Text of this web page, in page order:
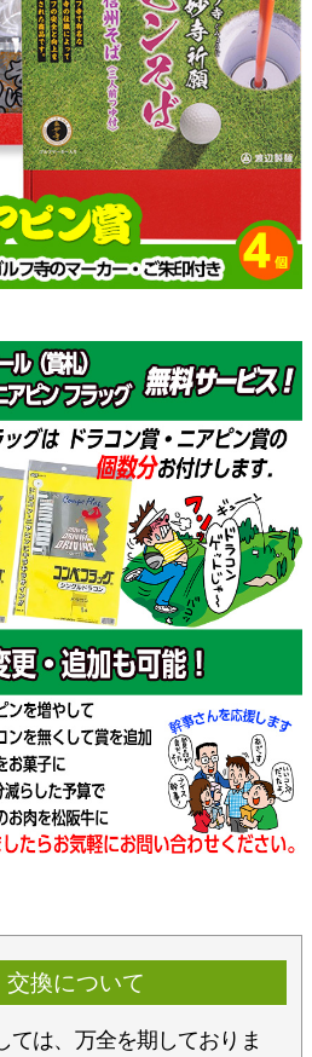
交換について
ては、万全を期しておりま